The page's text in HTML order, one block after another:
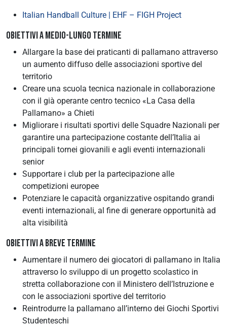
Italian Handball Culture | EHF – FIGH Project
OBIETTIVI A MEDIO-LUNGO TERMINE
Allargare la base dei praticanti di pallamano attraverso
un aumento diffuso delle associazioni sportive del
territorio
Creare una scuola tecnica nazionale in collaborazione
con il già operante centro tecnico «La Casa della
Pallamano» a Chieti
Migliorare i risultati sportivi delle Squadre Nazionali per
garantire una partecipazione costante dell’Italia ai
principali tornei giovanili e agli eventi internazionali
senior
Supportare i club per la partecipazione alle
competizioni europee
Potenziare le capacità organizzative ospitando grandi
eventi internazionali, al fine di generare opportunità ad
alta visibilità
OBIETTIVI A BREVE TERMINE
Aumentare il numero dei giocatori di pallamano in Italia
attraverso lo sviluppo di un progetto scolastico in
stretta collaborazione con il Ministero dell’Istruzione e
con le associazioni sportive del territorio
Reintrodurre la pallamano all’interno dei Giochi Sportivi
Studenteschi